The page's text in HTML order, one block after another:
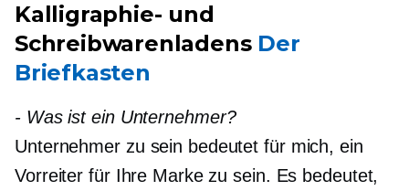
Kalligraphie- und
Schreibwarenladens Der
Briefkasten
-Was ist ein Unternehmer?
Unternehmer zu sein bedeutet für mich, ein
Vorreiter für Ihre Marke zu sein. Es bedeutet,